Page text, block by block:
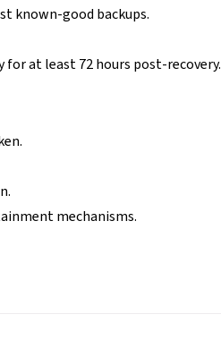
known-good backups.
at least 72 hours post-recovery.
mechanisms.